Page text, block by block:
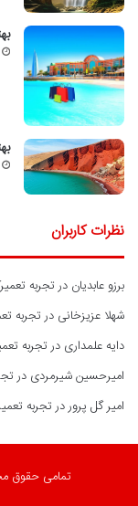
نظرات کاربران
برزو عابدیان درتجربه
شهلا عزیزخانی درتجربه
دایه علمداری درتجربه
امیرحسین شیرمردی در
امیر گل پروردرتجربه
تمامی حقوق